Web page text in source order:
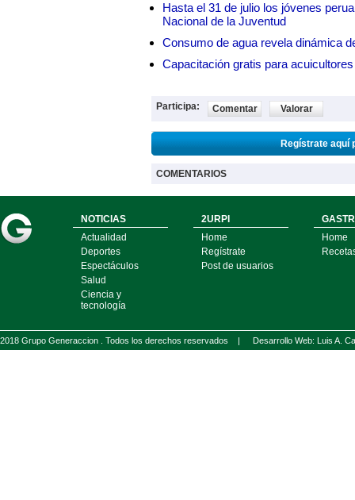
Hasta el 31 de julio los jóvenes
Nacional de la Juventud
Consumo de agua revela dinámica
Capacitación gratis para
Participa: Comentar Valorar
Regístrate aquí
COMENTARIOS
NOTICIAS
Actualidad
Deportes
Espectáculos
Salud
Ciencia y
tecnología
2URPI
Home
Regístrate
Post de usuarios
Home
2018 Grupo Generaccion . Todos los derechos reservados | Desarrollo Web: Luis